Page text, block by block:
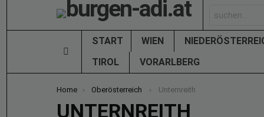
for:
START WIEN
TIROL
VORARLBERG
You are here:
Home Oberösterreich Unternreith
UNTERNREITH